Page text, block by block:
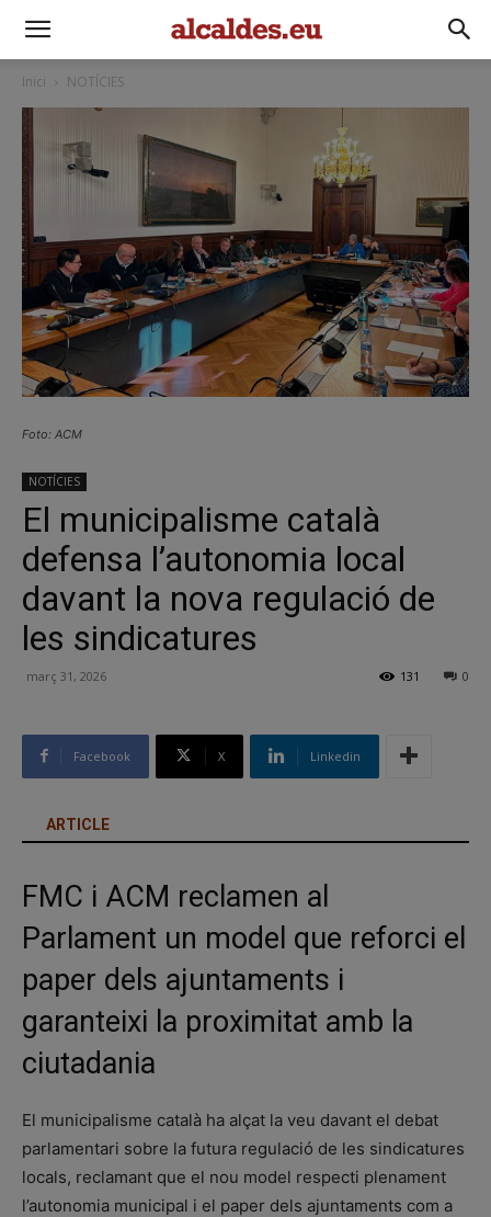
Inici NOTÍCIES
Foto: ACM
NOTÍCIES
El municipalisme català
defensa l’autonomia local
davant la nova regulació de
les sindicatures
març 31, 2026 0
131
Facebook X Linkedin
ARTICLE
FMC i ACM reclamen al
Parlament un model que reforci el
paper dels ajuntaments i
garanteixi la proximitat amb la
ciutadania
El municipalisme català ha alçat la veu davant el debat
parlamentari sobre la futura regulació de les sindicatures
locals, reclamant que el nou model respecti plenament
l’autonomia municipal i el paper dels ajuntaments com a